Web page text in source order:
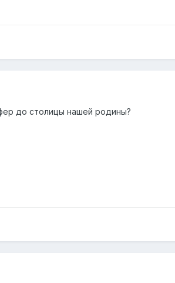
до столицы нашей родины?